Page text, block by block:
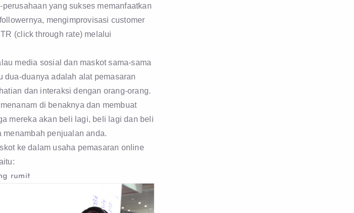
yang sukses memanfaatkan
mengimprovisasi customer
(click through rate) melalui
media sosial dan maskot sama-sama
dua-duanya adalah alat pemasaran
dan interaksi dengan orang-orang.
di benaknya dan membuat
mereka akan beli lagi, beli lagi dan beli
menambah penjualan anda.
ke dalam usaha pemasaran online
rumit